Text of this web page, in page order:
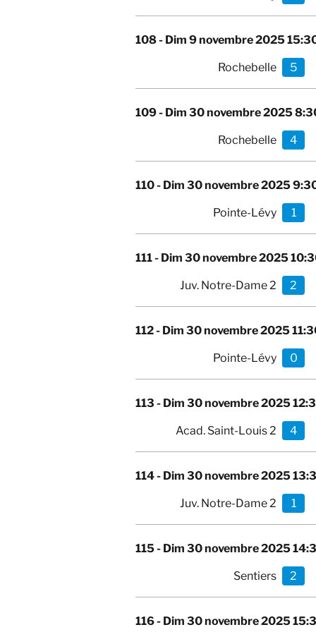
108 - Dim 9 novembre 2025
Rochebelle 5
109 - Dim 30 novembre 2025
Rochebelle 4
110 - Dim 30 novembre 2025
Pointe-Lévy 1
111 - Dim 30 novembre 2025
Juv. Notre-Dame 2 2
112 - Dim 30 novembre 2025
Pointe-Lévy 0
113 - Dim 30 novembre 2025
Acad. Saint-Louis 2 4
114 - Dim 30 novembre 2025
Juv. Notre-Dame 2 1
115 - Dim 30 novembre 2025
Sentiers 2
116 - Dim 30 novembre 2025